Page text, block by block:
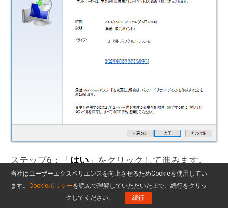
ステップ6：「 はい 」をクリックして進みます。
システムの復元プロセスが完了したら、エラーが
消えたかどうかを確認します。
当社はユーザーエクスペリエンスを向上させるためCookieを使用してい
ます。 Cookieポリシーを読んで理解していただいた上で、続行をクリッ
クしてください。
続行